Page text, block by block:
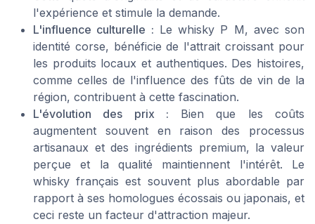
l'expérience et stimule la demande.
L'influence culturelle : Le whisky P M, avec son
identité corse, bénéficie de l'attrait croissant pour
les produits locaux et authentiques. Des histoires,
comme celles de l'influence des fûts de vin de la
région, contribuent à cette fascination.
L'évolution des prix : Bien que les coûts
augmentent souvent en raison des processus
artisanaux et des ingrédients premium, la valeur
perçue et la qualité maintiennent l'intérêt. Le
whisky français est souvent plus abordable par
rapport à ses homologues écossais ou japonais, et
ceci reste un facteur d'attraction majeur.